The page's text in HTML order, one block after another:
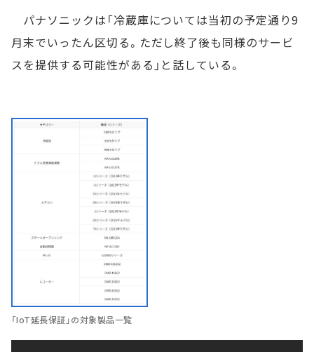
パナソニックは「冷蔵庫については当初の予定通り9
月末でいったん区切る。ただし終了後も同様のサービ
スを提供する可能性がある」と話している。
「IoT延長保証」の対象製品一覧